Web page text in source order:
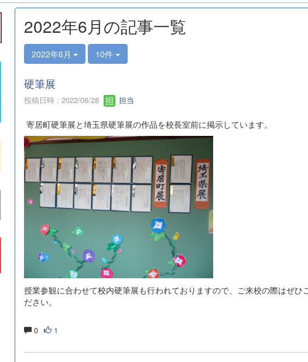
2022年6月の記事一覧
2022年6月 10件
硬筆展
投稿日時 : 2022/06/28 担当
寄居町硬筆展と埼玉県硬筆展の作品を校長室前に掲示しています。
授業参観に合わせて校内硬筆展も行われておりますので、ご来校の際はぜひ
ださい。
0 1